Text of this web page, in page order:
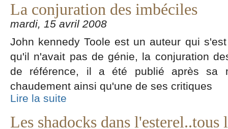
La conjuration des imbéciles
mardi, 15 avril 2008
John kennedy Toole est un auteur qui
qu'il n'avait pas de génie, la conjuration
de référence, il a été publié après sa
chaudement ainsi qu'une de ses critiques
Lire la suite
Les shadocks dans